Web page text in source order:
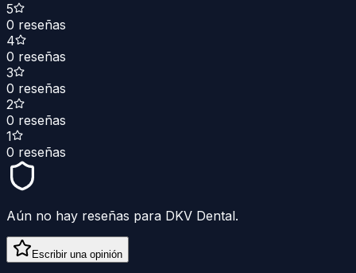
5
0 reseñas
4
0 reseñas
3
0 reseñas
2
0 reseñas
1
0 reseñas
Aún no hay reseñas para DKV Dental.
Escribir una opinión